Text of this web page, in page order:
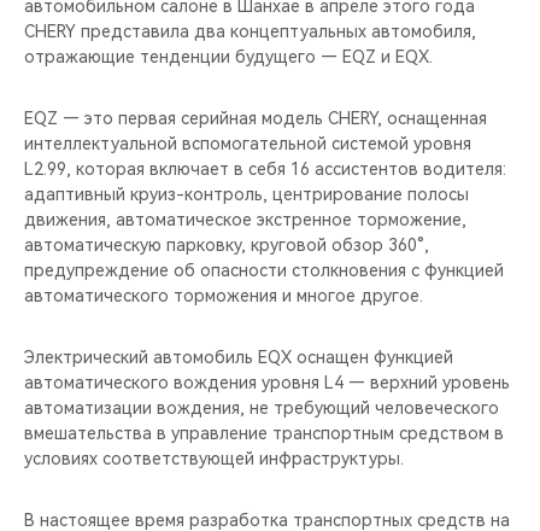
автомобильном салоне в Шанхае в апреле этого года
CHERY представила два концептуальных автомобиля,
отражающие тенденции будущего — EQZ и EQX.
EQZ — это первая серийная модель CHERY, оснащенная
интеллектуальной вспомогательной системой уровня
L2.99, которая включает в себя 16 ассистентов водителя:
адаптивный круиз-контроль, центрирование полосы
движения, автоматическое экстренное торможение,
автоматическую парковку, круговой обзор 360°,
предупреждение об опасности столкновения с функцией
автоматического торможения и многое другое.
Электрический автомобиль EQX оснащен функцией
автоматического вождения уровня L4 — верхний уровень
автоматизации вождения, не требующий человеческого
вмешательства в управление транспортным средством в
условиях соответствующей инфраструктуры.
В настоящее время разработка транспортных средств на